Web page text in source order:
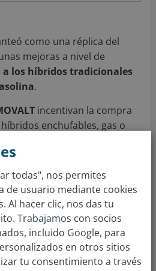
como una réplica del
mejoras a nivel de
a los híbridos tradicionales
.
incentivan la compra
híbridos enchufables, gas o
como las delplan
24 horas de su aplicación.
un coche eléctrico?
todo lo que tienes que
todas", nos permites
de usuario mediante cookies
Al hacer clic, nos das tu
Trabajamos con socios
incluido Google, para
en otros sitios
tu consentimiento a través